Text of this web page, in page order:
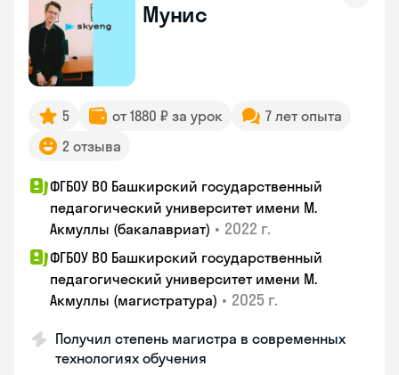
Мунис
5 от 1880 ₽ за урок
7 лет опыта
2 отзыва
ФГБОУ ВО Башкирский государственный
педагогический университет имени М.
Акмуллы (бакалавриат) • 2022 г.
ФГБОУ ВО Башкирский государственный
педагогический университет имени М.
Акмуллы (магистратура) • 2025 г.
Получил степень магистра в современных
технологиях обучения